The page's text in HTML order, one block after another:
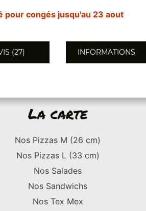
pour congés jusqu'au 23 aout
(27) INFORMATIONS
La carte
Nos Pizzas M (26 cm)
Nos Pizzas L (33 cm)
Nos Salades
Nos Sandwichs
Nos Tex Mex